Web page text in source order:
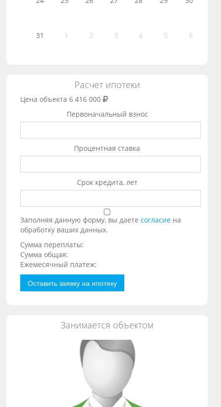
31 1 2 3 4 5 6
Расчет ипотеки
Цена объекта 6 416 000
Первоначальный взнос
Процентная ставка
Срок кредита, лет
Заполняя данную форму, вы даетесогласие на
обработку ваших данных.
Сумма переплаты:
Сумма общая:
Ежемесячный платеж:
Оставить заявку на ипотеку
Занимается объектом